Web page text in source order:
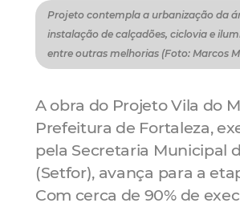
Projeto contempla a urbanização da
instalação de calçadões, ciclovia e
entre outras melhorias (Foto: Marcos
A obra do Projeto Vila do
Prefeitura de Fortaleza,
pela Secretaria Municipal
(Setfor), avança para a
Com cerca de 90% de